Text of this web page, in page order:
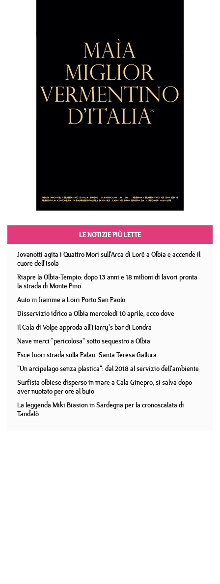
LE NOTIZIE PIÙ LETTE
Jovanotti agita i Quattro Mori sull'Arca di Lorè a Olbia e accende il
cuore dell'isola
Riapre la Olbia-Tempio: dopo 13 anni e 18 milioni di lavori pronta
la strada di Monte Pino
Auto in fiamme a Loiri Porto San Paolo
Disservizio idrico a Olbia mercoledì 10 aprile, ecco dove
Il Cala di Volpe approda all'Harry's bar di Londra
Nave merci "pericolosa" sotto sequestro a Olbia
Esce fuori strada sulla Palau- Santa Teresa Gallura
"Un arcipelago senza plastica": dal 2018 al servizio dell'ambiente
Surfista olbiese disperso in mare a Cala Ginepro, si salva dopo
aver nuotato per ore al buio
La leggenda Miki Biasion in Sardegna per la cronoscalata di
Tandalò